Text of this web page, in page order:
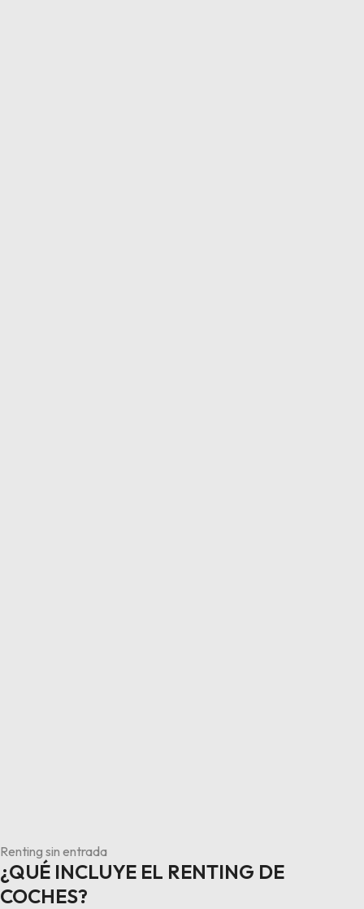
Renting sin entrada
¿QUÉ INCLUYE EL RENTING DE
COCHES?